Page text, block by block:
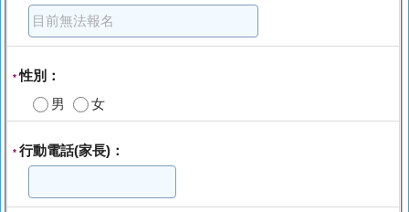
*性別：
男
女
* 行動電話(家長)：